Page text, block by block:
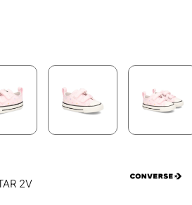
2V